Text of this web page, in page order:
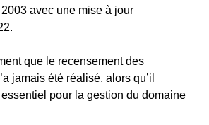
avec une mise à jour
que le recensement des
jamais été réalisé, alors qu’il
pour la gestion du domaine